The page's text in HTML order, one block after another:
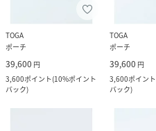
TOGA
ポーチ
39,600 円
3,600ポイント(10%ポイント
バック)
TOGA
ポーチ
39,600 円
3,600ポイント
バック)